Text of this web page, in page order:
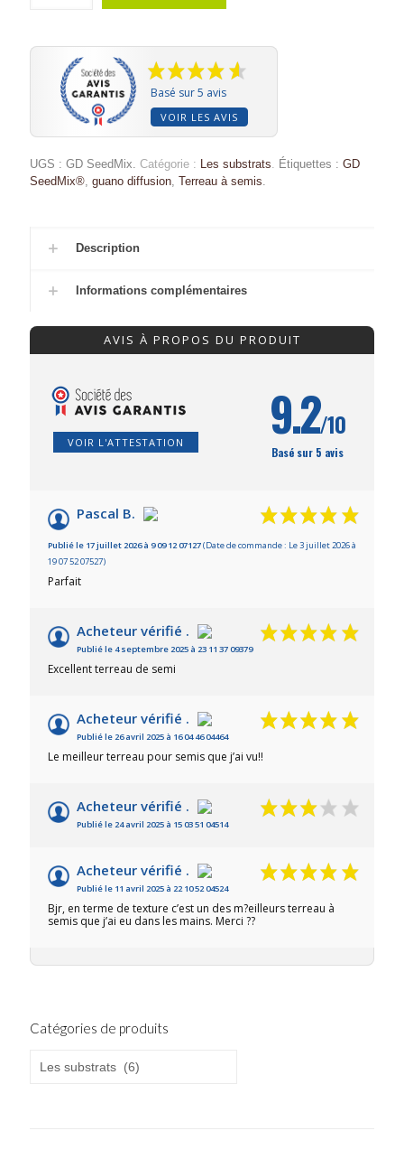
Basé sur 5 avis
VOIR LES AVIS
UGS : GD SeedMix. Catégorie : Les substrats. Étiquettes : GD
SeedMix®, guano diffusion, Terreau à semis.
Description
Informations complémentaires
AVIS À PROPOS DU PRODUIT
VOIR L'ATTESTATION 9.2/10
Basé sur 5 avis
Pascal B.
Publié le 17 juillet 2026 à 9 09 12 07127(Date de commande : Le 3 juillet 2026 à
19 07 52 07527)
Parfait
Acheteur vérifié .
Publié le 4 septembre 2025 à 23 11 37 09379
Excellent terreau de semi
Acheteur vérifié .
Publié le 26 avril 2025 à 16 04 46 04464
Le meilleur terreau pour semis que j’ai vu!!
Acheteur vérifié .
Publié le 24 avril 2025 à 15 03 51 04514
Acheteur vérifié .
Publié le 11 avril 2025 à 22 10 52 04524
Bjr, en terme de texture c’est un des m?eilleurs terreau à
semis que j’ai eu dans les mains. Merci ??
Catégories de produits